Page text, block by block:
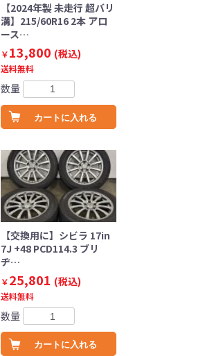
【2024年製 未走行 超バリ
溝】215/60R16 2本 アロ
ース…
￥13,800 (税込)
送料無料
数量
カートに入れる
【交換用に】シビラ 17in
7J +48 PCD114.3 ブリ
ヂ…
￥25,801 (税込)
送料無料
数量
カートに入れる